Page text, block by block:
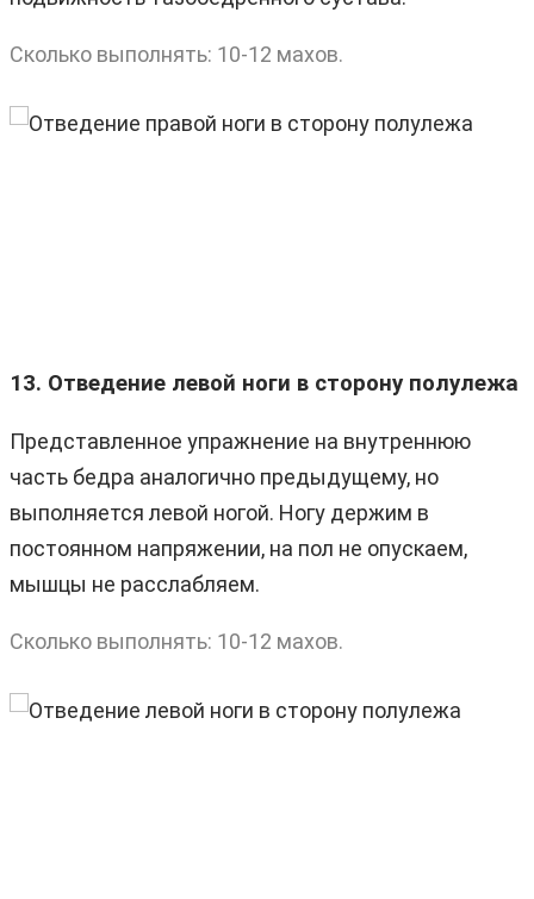
Сколько выполнять: 10-12 махов.
13. Отведение левой ноги в сторону полулежа
Представленное упражнение на внутреннюю
часть бедра аналогично предыдущему, но
выполняется левой ногой. Ногу держим в
постоянном напряжении, на пол не опускаем,
мышцы не расслабляем.
Сколько выполнять: 10-12 махов.